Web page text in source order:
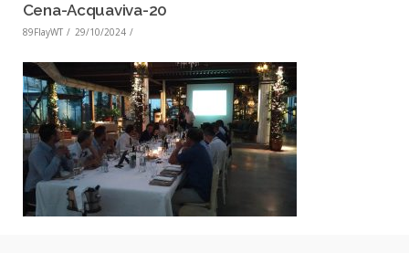
Cena-Acquaviva-20
89FlayWT 29/10/2024